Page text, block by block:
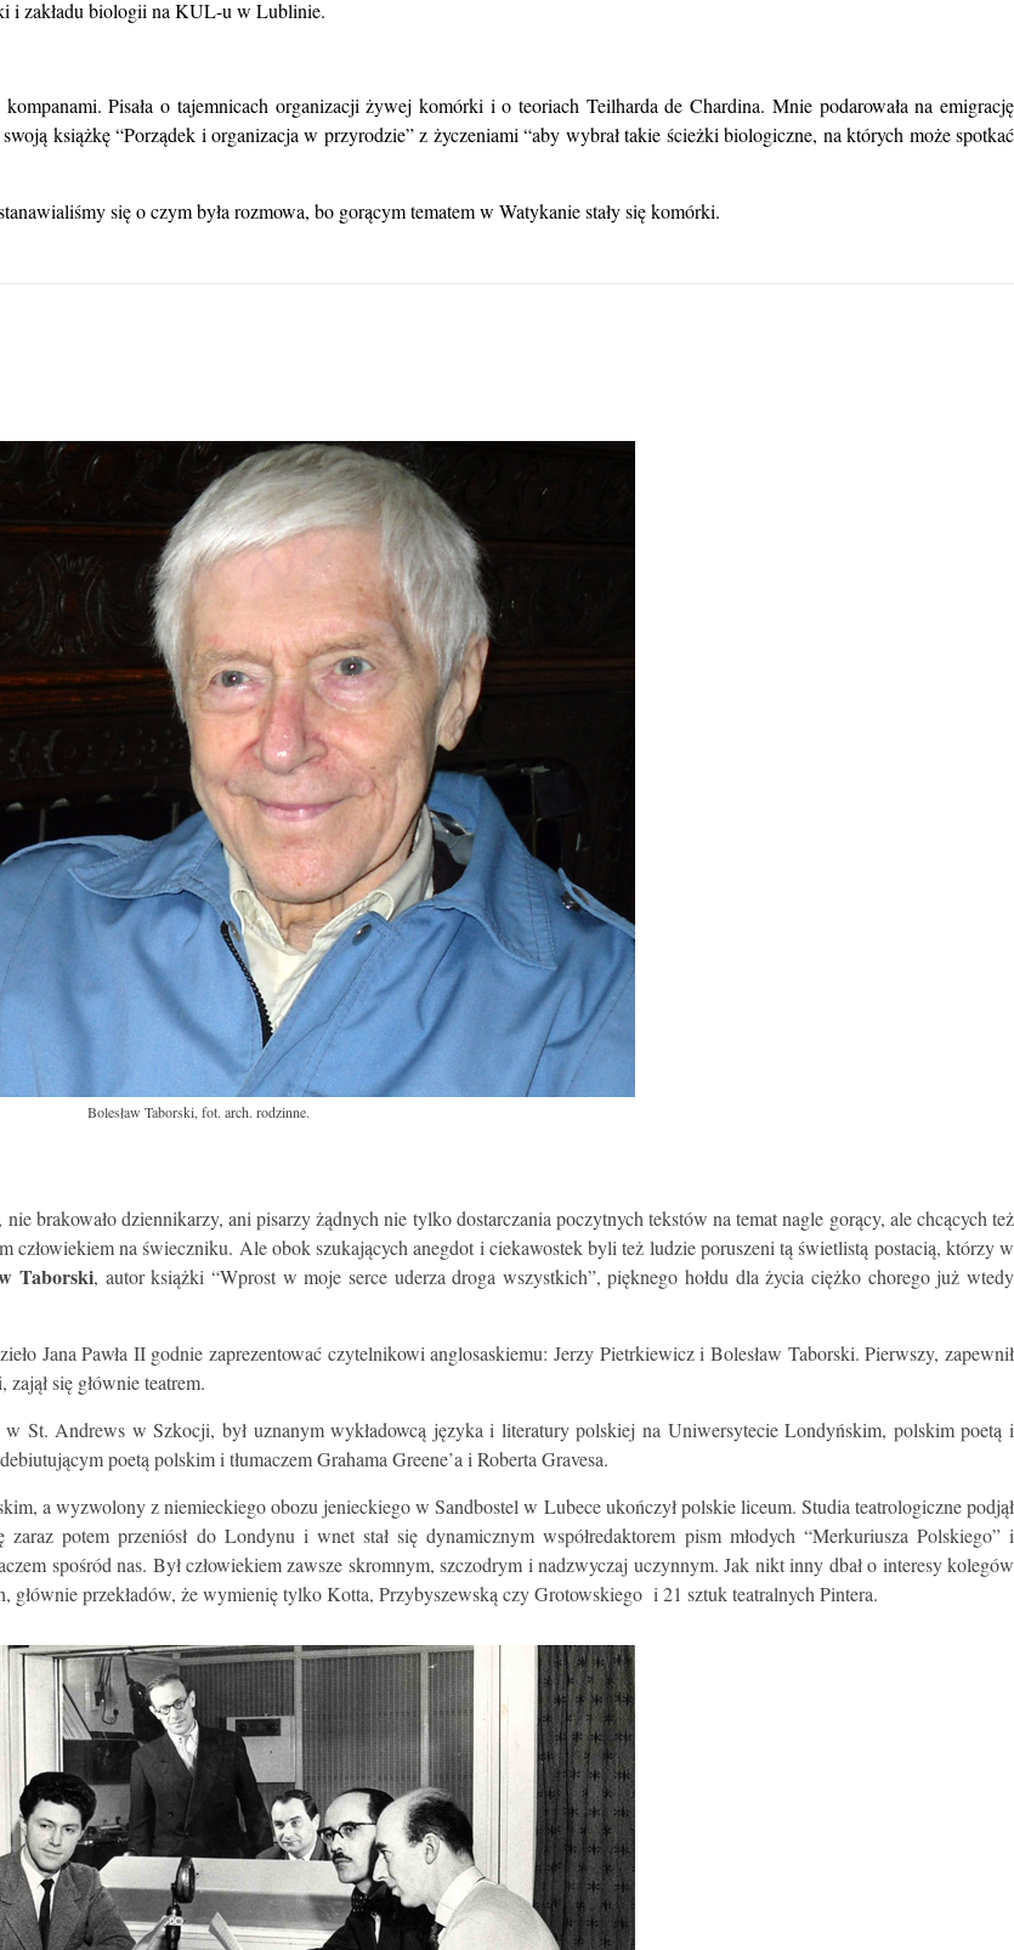
i zakładu biologii na KUL-u w Lublinie.
Pisała o tajemnicach organizacji żywej komórki i o teoriach Teilharda de Chardina. Mnie podarowała na emigrację
książkę “Porządek i organizacja w przyrodzie” z życzeniami “aby wybrał takie ścieżki biologiczne, na których może spotkać
się o czym była rozmowa, bo gorącym tematem w Watykanie stały się komórki.
Bolesław Taborski, fot. arch. rodzinne.
brakowało dziennikarzy, ani pisarzy żądnych nie tylko dostarczania poczytnych tekstów na temat nagle gorący, ale chcących też
człowiekiem na świeczniku. Ale obok szukających anegdot i ciekawostek byli też ludzie poruszeni tą świetlistą postacią, którzy w
Taborski, autor książki “Wprost w moje serce uderza droga wszystkich”, pięknego hołdu dla życia ciężko chorego już wtedy
Jana Pawła II godnie zaprezentować czytelnikowi anglosaskiemu: Jerzy Pietrkiewicz i Bolesław Taborski. Pierwszy, zapewnił
się głównie teatrem.
St. Andrews w Szkocji, był uznanym wykładowcą języka i literatury polskiej na Uniwersytecie Londyńskim, polskim poetą i
poetą polskim i tłumaczem Grahama Greene’a i Roberta Gravesa.
a wyzwolony z niemieckiego obozu jenieckiego w Sandbostel w Lubece ukończył polskie liceum. Studia teatrologiczne podjął
potem przeniósł do Londynu i wnet stał się dynamicznym współredaktorem pism młodych “Merkuriusza Polskiego” i
spośród nas. Był człowiekiem zawsze skromnym, szczodrym i nadzwyczaj uczynnym. Jak nikt inny dbał o interesy kolegów
przekładów, że wymienię tylko Kotta, Przybyszewską czy Grotowskiego i 21 sztuk teatralnych Pintera.